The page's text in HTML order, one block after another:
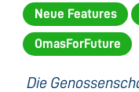
Neue Features
OmasForFuture
Die